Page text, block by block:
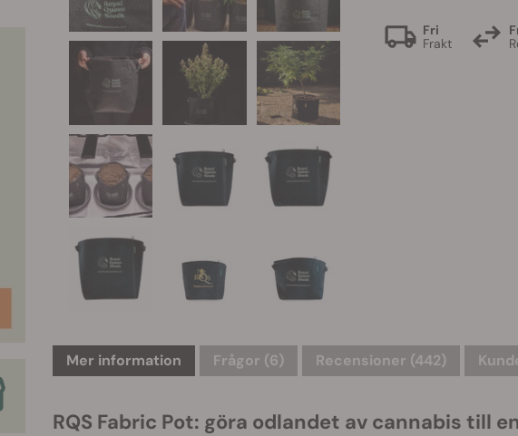
Fri
Frakt
Mer information Frågor (6) Recensioner (442)
RQS Fabric Pot: göra odlandet av cannabis till